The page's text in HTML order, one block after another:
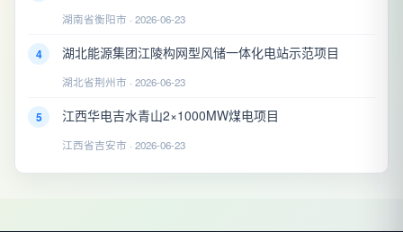
湖南省衡阳市 · 2026-06-23
4 湖北能源集团江陵构网型风储一体化电站示范项目
湖北省荆州市 · 2026-06-23
5 江西华电吉水青山2×1000MW煤电项目
江西省吉安市 · 2026-06-23